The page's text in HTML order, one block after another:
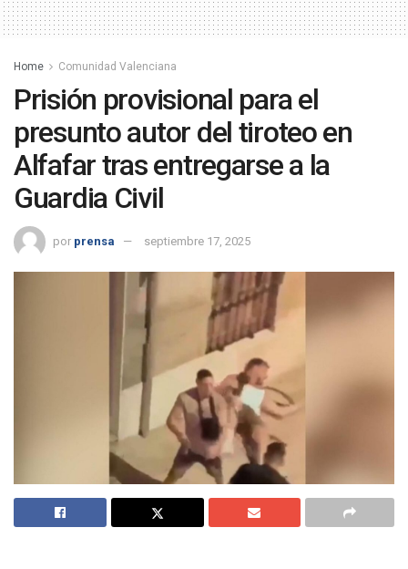
Home Comunidad Valenciana
Prisión provisional para el
presunto autor del tiroteo en
Alfafar tras entregarse a la
Guardia Civil
por prensa septiembre 17, 2025